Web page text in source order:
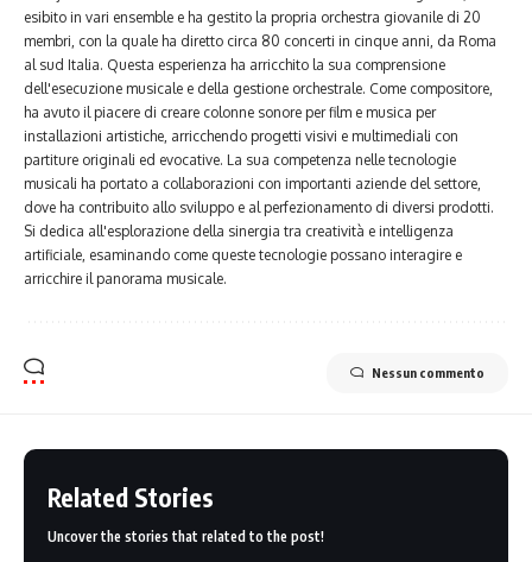
esibito in vari ensemble e ha gestito la propria orchestra giovanile di 20
membri, con la quale ha diretto circa 80 concerti in cinque anni, da Roma
al sud Italia. Questa esperienza ha arricchito la sua comprensione
dell'esecuzione musicale e della gestione orchestrale. Come compositore,
ha avuto il piacere di creare colonne sonore per film e musica per
installazioni artistiche, arricchendo progetti visivi e multimediali con
partiture originali ed evocative. La sua competenza nelle tecnologie
musicali ha portato a collaborazioni con importanti aziende del settore,
dove ha contribuito allo sviluppo e al perfezionamento di diversi prodotti.
Si dedica all'esplorazione della sinergia tra creatività e intelligenza
artificiale, esaminando come queste tecnologie possano interagire e
arricchire il panorama musicale.
Nessun commento
Related Stories
Uncover the stories that related to the post!